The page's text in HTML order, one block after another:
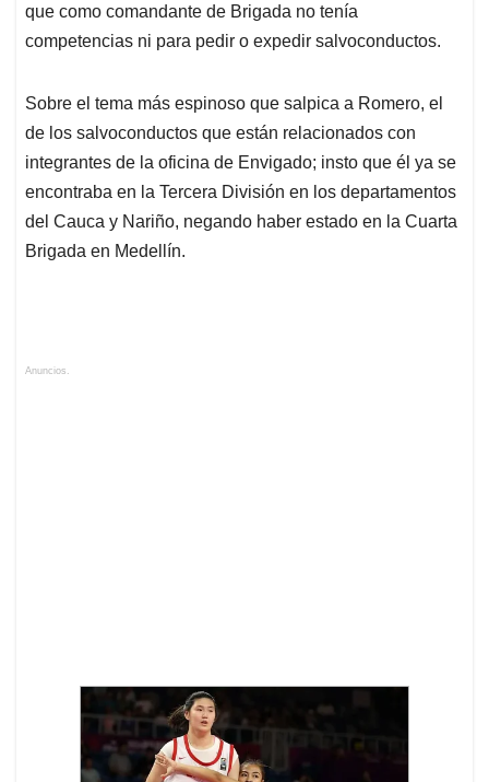
que como comandante de Brigada no tenía
competencias ni para pedir o expedir salvoconductos.
Sobre el tema más espinoso que salpica a Romero, el
de los salvoconductos que están relacionados con
integrantes de la oficina de Envigado; insto que él ya se
encontraba en la Tercera División en los departamentos
del Cauca y Nariño, negando haber estado en la Cuarta
Brigada en Medellín.
Anuncios.